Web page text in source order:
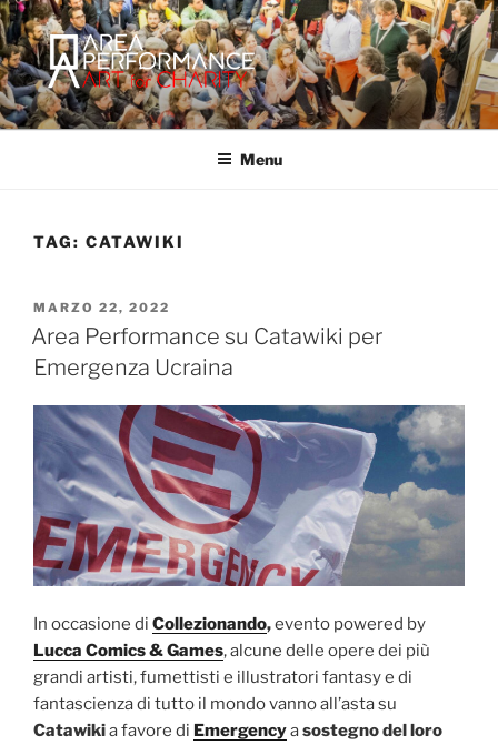
Salta
al
contenuto
AREA PERFORMANCE
Sito ufficiale della Onlus Area Performance.
Menu
TAG: CATAWIKI
PUBBLICATO
IL
MARZO 22, 2022
Area Performance su Catawiki per
Emergenza Ucraina
In occasione di Collezionando,evento powered by
Lucca Comics & Games, alcune delle opere dei più
grandi artisti, fumettisti e illustratori fantasy e di
fantascienza di tutto il mondo vanno all’asta su
Catawikia favore di Emergencyasostegno del loro